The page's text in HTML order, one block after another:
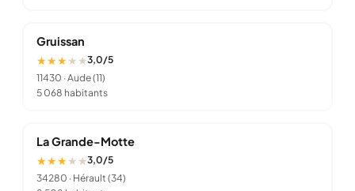
Gruissan
★ ★ ★★ ★3,0/5
11430 · Aude (11)
5 068 habitants
La Grande-Motte
★ ★ ★★ ★3,0/5
34280 · Hérault (34)